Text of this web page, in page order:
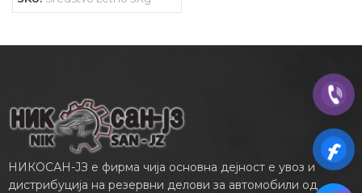
НИКОСАН-ЈЗ е фирма чија основна дејност е увоз и
дистрибуција на резервни делови за автомобили од